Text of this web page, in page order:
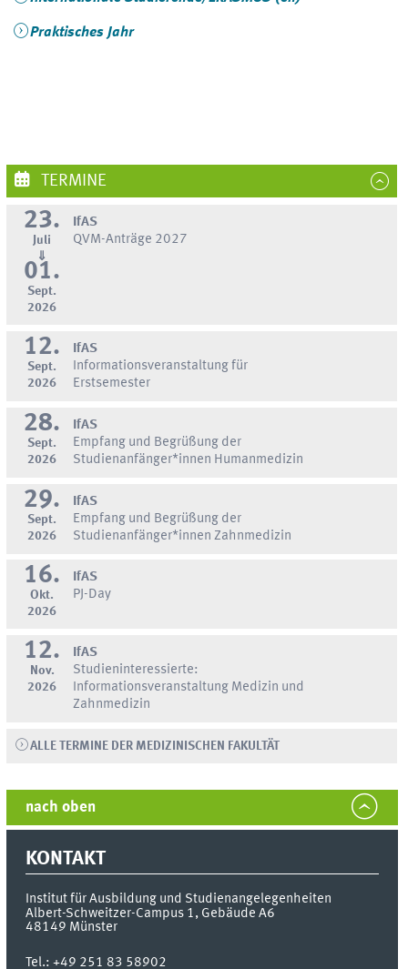
Praktisches Jahr
TERMINE
23.
Juli
⇓
01.
Sept.
2026
IfAS
QVM-Anträge 2027
12.
Sept.
2026
IfAS
Informationsveranstaltung für
Erstsemester
28.
Sept.
2026
IfAS
Empfang und Begrüßung der
Studienanfänger*innen Humanmedizin
29.
Sept.
2026
IfAS
Empfang und Begrüßung der
Studienanfänger*innen Zahnmedizin
16.
Okt.
2026
IfAS
PJ-Day
12.
Nov.
2026
IfAS
Studieninteressierte:
Informationsveranstaltung Medizin und
Zahnmedizin
ALLE TERMINE DER MEDIZINISCHEN FAKULTÄT
nach oben
KONTAKT
Institut für Ausbildung und Studienangelegenheiten
Albert-Schweitzer-Campus 1, Gebäude A6
48149 Münster
Tel.:+49 251 83 58902